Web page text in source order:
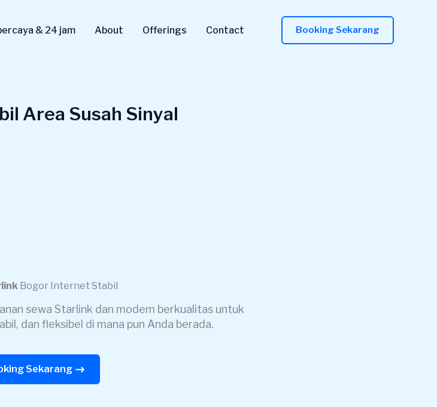
& 24 jam About Offerings Contact Booking Sekarang
Area Susah Sinyal
Bogor Internet Stabil
sewa Starlink dan modem berkualitas untuk
dan fleksibel di mana pun Anda berada.
Sekarang